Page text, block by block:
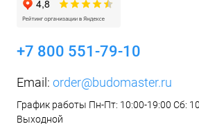
+7 800 551-79-10
Email: order@budomaster.ru
График работы Пн-Пт: 10:00-19:00 Сб:
Выходной